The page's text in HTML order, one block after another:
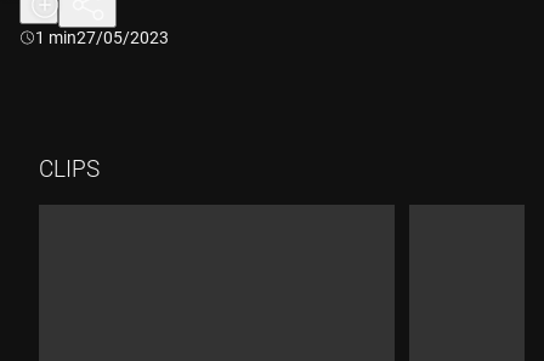
Durada:
1 min27/05/2023
CLIPS